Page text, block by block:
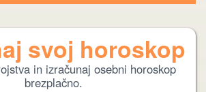
svoj horoskop
in izračunaj osebni horoskop
brezplačno.